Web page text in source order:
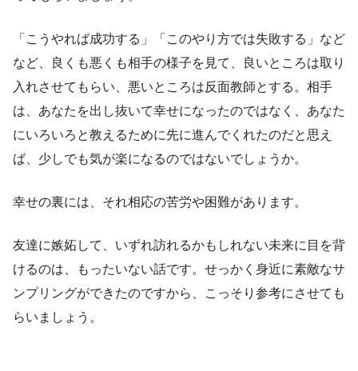
「こうやれば成功する」「このやり方では失敗する」など
など、良くも悪くも相手の様子を見て、良いところは取り
入れさせてもらい、悪いところは反面教師とする。相手
は、あなたを出し抜いて幸せになったのではなく、あなた
にいろいろと教えるために先に進んでくれたのだと思え
ば、少しでも気が楽になるのではないでしょうか。
幸せの裏には、それ相応の苦労や困難があります。
友達に嫉妬して、いずれ訪れるかもしれない未来に目を背
けるのは、もったいない話です。せっかく身近に素敵なサ
ンプリングができたのですから、こっそり参考にさせても
らいましょう。